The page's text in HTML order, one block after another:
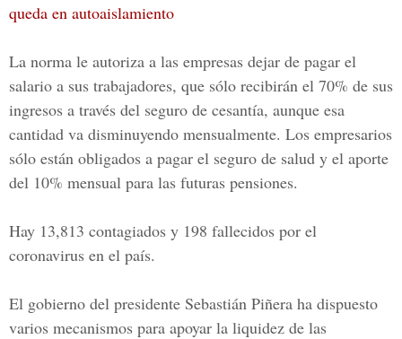
queda en autoaislamiento
La norma le autoriza a las empresas dejar de pagar el
salario a sus trabajadores, que sólo recibirán el 70% de sus
ingresos a través del seguro de cesantía, aunque esa
cantidad va disminuyendo mensualmente. Los empresarios
sólo están obligados a pagar el seguro de salud y el aporte
del 10% mensual para las futuras pensiones.
Hay 13,813 contagiados y 198 fallecidos por el
coronavirus en el país.
El gobierno del presidente Sebastián Piñera ha dispuesto
varios mecanismos para apoyar la liquidez de las